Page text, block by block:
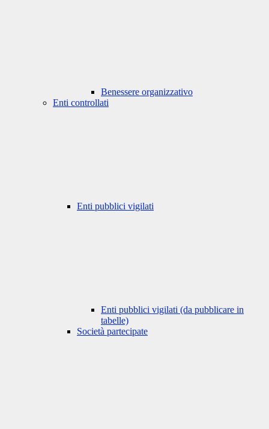
Benessere organizzativo
Enti controllati
Enti pubblici vigilati
Enti pubblici vigilati (da pubblicare in
tabelle)
Società partecipate